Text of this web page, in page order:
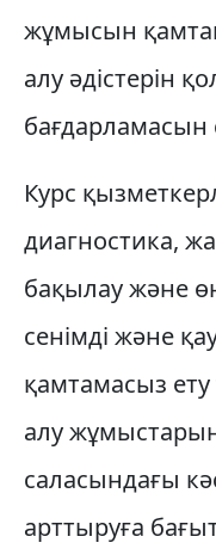
жұмысын
алу әдістерін
бағдарламасын
Курс
диагностика,
бақылау және
сенімді және
қамтамасыз
алу жұмыстарын
саласындағы
арттыруға